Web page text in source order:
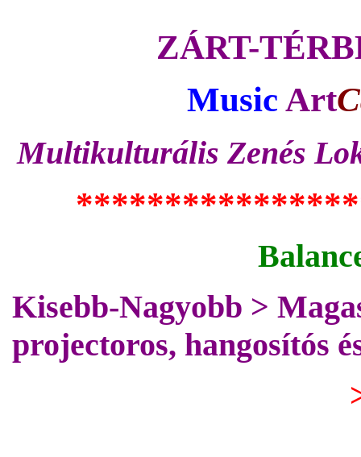
ZÁRT-
Music Art
Multikulturális Zenés
Kisebb-Nagyobb >
projectoros, hangosítós